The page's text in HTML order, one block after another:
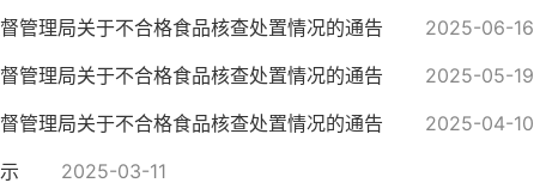
管理局关于不合格食品核查处置情况的通告
2025-06-16
管理局关于不合格食品核查处置情况的通告
2025-05-19
管理局关于不合格食品核查处置情况的通告
2025-04-10
2025-03-11